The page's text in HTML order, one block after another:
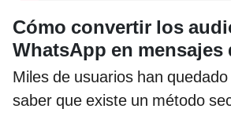
Cómo convertir los
WhatsApp en mensajes
Miles de usuarios han
saber que existe un método